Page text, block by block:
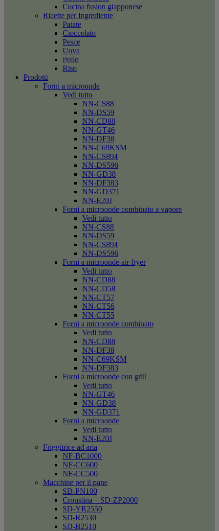
Cucina fusion giapponese
Ricette per Ingrediente
Patate
Cioccolato
Pesce
Uova
Pollo
Riso
Prodotti
Forni a microonde
Vedi tutto
NN-CS88
NN-DS59
NN-CD88
NN-GT46
NN-DF38
NN-C69KSM
NN-CS894
NN-DS596
NN-GD38
NN-DF383
NN-GD371
NN-E20J
Forni a microonde combinato a vapore
Vedi tutto
NN-CS88
NN-DS59
NN-CS894
NN-DS596
Forni a microonde air fryer
Vedi tutto
NN-CD88
NN-CD58
NN-CT57
NN-CT56
NN-CT55
Forni a microonde combinato
Vedi tutto
NN-CD88
NN-DF38
NN-C69KSM
NN-DF383
Forni a microonde con grill
Vedi tutto
NN-GT46
NN-GD38
NN-GD371
Forni a microonde
Vedi tutto
NN-E20J
Friggitrice ad aria
NF-BC1000
NF-CC600
NF-CC500
Macchine per il pane
SD-PN100
Croustina – SD-ZP2000
SD-YR2550
SD-R2530
SD-B2510